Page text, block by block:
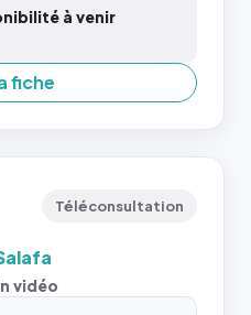
à venir
fiche
Téléconsultation
vidéo